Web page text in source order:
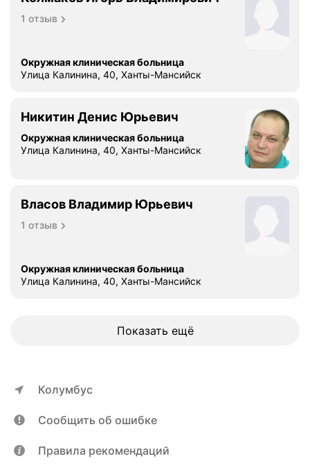
1 отзыв
Окружная клиническая больница
Улица Калинина, 40, Ханты-Мансийск
Никитин Денис Юрьевич
Окружная клиническая больница
Улица Калинина, 40, Ханты-Мансийск
Власов Владимир Юрьевич
1 отзыв
Окружная клиническая больница
Улица Калинина, 40, Ханты-Мансийск
Показать ещё
Колумбус
Сообщить об ошибке
Правила рекомендаций